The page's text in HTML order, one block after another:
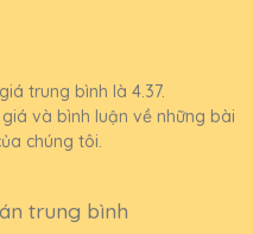
trung bình là 4.37.
và bình luận về những bài
chúng tôi.
trung bình